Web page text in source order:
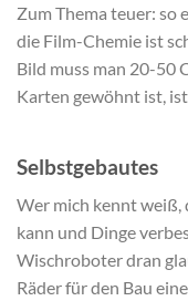
Zum Thema teuer: so
die Film-Chemie ist
Bild muss man 20-50
Karten gewöhnt ist,
Selbstgebautes
Wer mich kennt weiß,
kann und Dinge
Wischroboter dran
Räder für den Bau